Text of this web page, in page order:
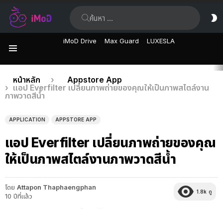
iMoD Drive Max Guard LUXESLA
เรื่อง
ล่าสุด
คุณอยู่ที่นี่:
หน้าหลัก
Appstore App
แอป Everfilter เปลี่ยนภาพถ่ายของคุณให้เป็นภาพสไตล์งาน
ภาพวาดสีน้ำ
APPLICATION APPSTORE APP
แอป Everfilter เปลี่ยนภาพถ่ายของคุณ
ให้เป็นภาพสไตล์งานภาพวาดสีน้ำ
โดย Attapon Thaphaengphan
10 ปีที่แล้ว
1.8k ดู